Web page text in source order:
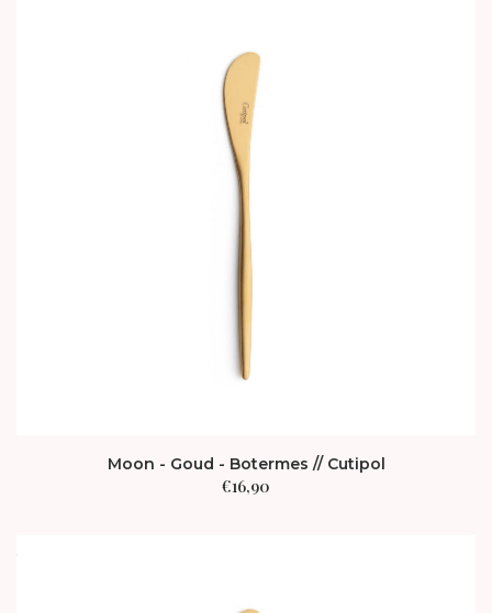
Moon - Goud - Botermes // Cutipol
€16,90